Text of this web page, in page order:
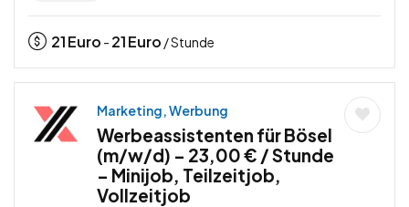
21Euro - 21Euro / Stunde
Marketing, Werbung
Werbeassistenten für Bösel
(m/w/d) – 23,00 € / Stunde
– Minijob, Teilzeitjob,
Vollzeitjob